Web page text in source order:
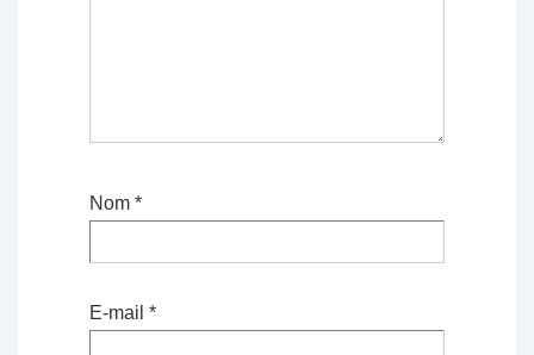
Nom *
E-mail *